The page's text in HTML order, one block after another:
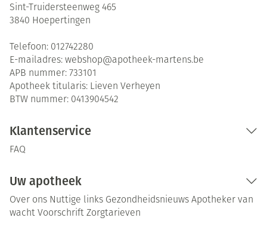
Sint-Truidersteenweg 465
3840 Hoepertingen
Telefoon: 012742280
E-mailadres: webshop@apotheek-martens.be
APB nummer: 733101
Apotheek titularis: Lieven Verheyen
BTW nummer: 0413904542
Klantenservice
FAQ
Uw apotheek
Over ons Nuttige links Gezondheidsnieuws Apotheker van
wacht Voorschrift Zorgtarieven